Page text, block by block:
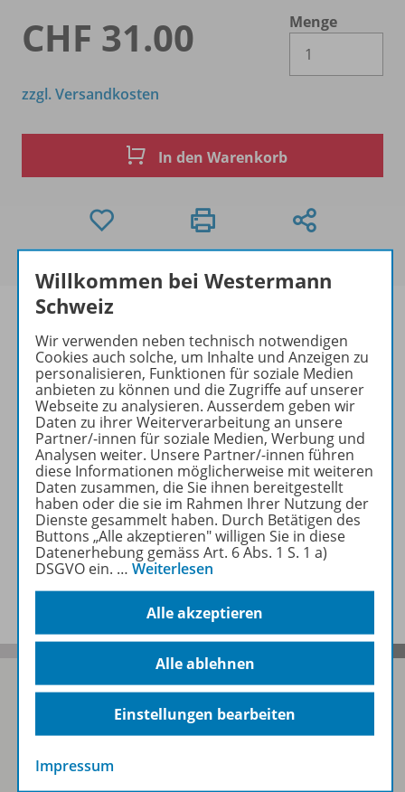
CHF 31.00
Menge
zzgl. Versandkosten
In den Warenkorb
Produktinformationen
Zugehörige Produkte
Inhaltsverzeichnis
Benachrichtigungs-Service
Folgen Sie uns auf Social Media
Schubi:
Willkommen bei Westermann
Schweiz
Wir verwenden neben technisch notwendigen
Cookies auch solche, um Inhalte und Anzeigen zu
personalisieren, Funktionen für soziale Medien
anbieten zu können und die Zugriffe auf unserer
Webseite zu analysieren. Ausserdem geben wir
Daten zu ihrer Weiterverarbeitung an unsere
Partner/-innen für soziale Medien, Werbung und
Analysen weiter. Unsere Partner/-innen führen
diese Informationen möglicherweise mit weiteren
Daten zusammen, die Sie ihnen bereitgestellt
haben oder die sie im Rahmen Ihrer Nutzung der
Dienste gesammelt haben. Durch Betätigen des
Buttons „Alle akzeptieren" willigen Sie in diese
Datenerhebung gemäss Art. 6 Abs. 1 S. 1 a)
DSGVO ein. … Weiterlesen
Alle akzeptieren
Alle ablehnen
Einstellungen bearbeiten
Impressum